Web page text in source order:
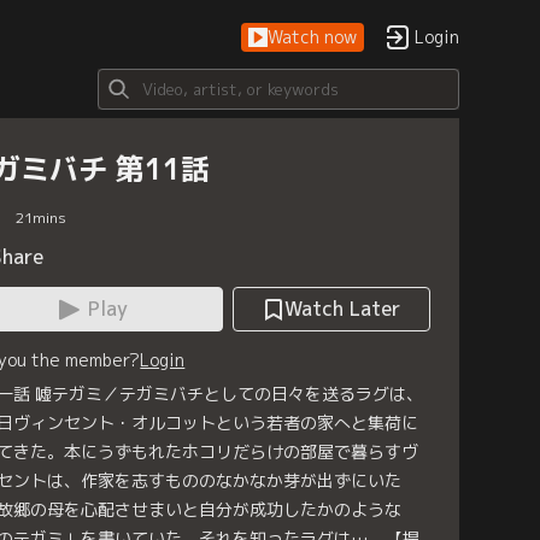
Watch now Login
ミバチ 第11話
21mins
Play
Watch Later
the member?Login
話 嘘テガミ／テガミバチとしての日々を送るラグは、
ヴィンセント・オルコットという若者の家へと集荷に
きた。本にうずもれたホコリだらけの部屋で暮らすヴ
ントは、作家を志すもののなかなか芽が出ずにいた
郷の母を心配させまいと自分が成功したかのような